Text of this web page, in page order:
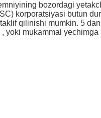
bozordagi
korporatsiyasi butun
qilinishi mumkin. 5
yoki mukammal